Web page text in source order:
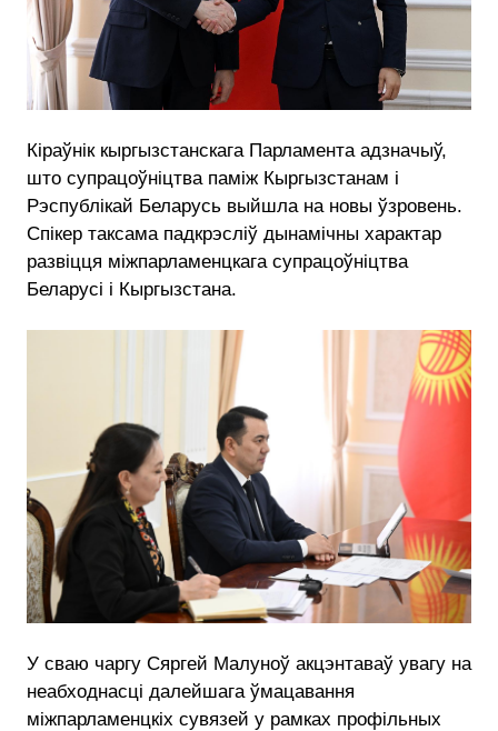
Кіраўнік кыргызстанскага Парламента адзначыў,
што супрацоўніцтва паміж Кыргызстанам і
Рэспублікай Беларусь выйшла на новы ўзровень.
Спікер таксама падкрэсліў дынамічны характар
развіцця міжпарламенцкага супрацоўніцтва
Беларусі і Кыргызстана.
У сваю чаргу Сяргей Малуноў акцэнтаваў увагу на
неабходнасці далейшага ўмацавання
міжпарламенцкіх сувязей у рамках профільных